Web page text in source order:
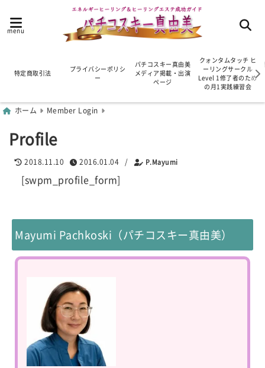
menu
特定商取引法
プライバシーポリシ
ー
パチコスキー真由美
メディア掲載・出演
ページ
クォンタムタッチ ヒ
ーリングサークル
Level 1修了者のため
の月1実践練習会
ホーム Member Login
Profile
2018.11.10 2016.01.04 / P.Mayumi
[swpm_profile_form]
Mayumi Pachkoski（パチコスキー真由美）